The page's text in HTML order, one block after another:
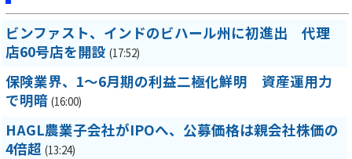
ビンファスト、インドのビハール州に初進出 代理
店60号店を開設 (17:52)
保険業界、1～6月期の利益二極化鮮明 資産運用力
で明暗 (16:00)
HAGL農業子会社がIPOへ、公募価格は親会社株価の
4倍超 (13:24)